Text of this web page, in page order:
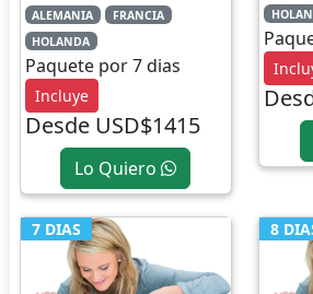
ALEMANIA
FRANCIA
HOLANDA
Paquete por 7 dias
Incluye
Desde USD$1415
Lo Quiero
7 DIAS 8